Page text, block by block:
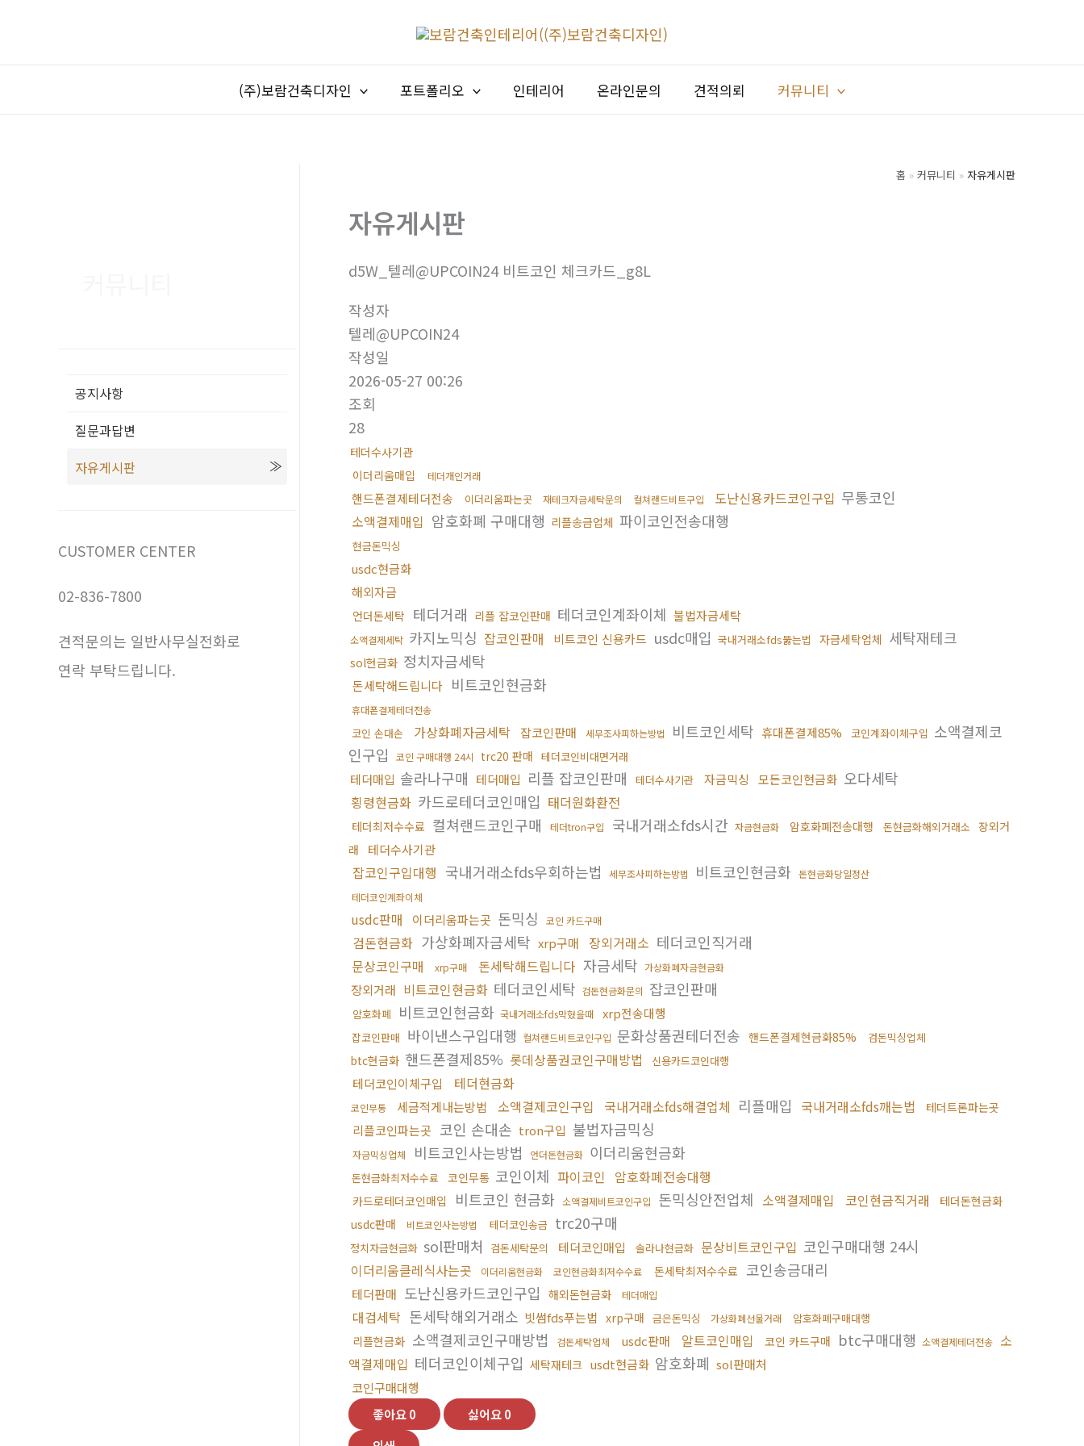
(주)보람건축디자인 포트폴리오 인테리어 온라인문의 견적의뢰 커뮤니티
공지사항
질문과답변
자유게시판
CUSTOMER CENTER
02-836-7800
견적문의는 일반사무실전화로
연락 부탁드립니다.
홈 커뮤니티 자유게시판
자유게시판
d5W_텔레@UPCOIN24 비트코인 체크카드_g8L
작성자
텔레@UPCOIN24
작성일
2026-05-27 00:26
조회
28
테더수사기관
이더리움매입
테더개인거래
핸드폰결제테더전송 이더리움파는곳 재테크자금세탁문의 컬쳐랜드비트구입 도난신용카드코인구입 무통코인
소액결제매입 암호화폐 구매대행 리플송금업체 파이코인전송대행
현금돈믹싱
usdc현금화
해외자금
언더돈세탁 테더거래 리플 잡코인판매 테더코인계좌이체 불법자금세탁
소액결제세탁 카지노믹싱 잡코인판매 비트코인 신용카드 usdc매입 국내거래소fds뚫는법 자금세탁업체 세탁재테크
sol현금화 정치자금세탁
돈세탁해드립니다 비트코인현금화
휴대폰결제테더전송
코인 손대손 가상화폐자금세탁 잡코인판매 세무조사피하는방법 비트코인세탁 휴대폰결제85% 코인계좌이체구입 소액결제코
인구입
코인 구매대행 24시 trc20 판매 테더코인비대면거래
테더매입 솔라나구매 테더매입 리플 잡코인판매 테더수사기관 자금믹싱 모든코인현금화 오다세탁
횡령현금화 카드로테더코인매입 태더원화환전
테더최저수수료 컬쳐랜드코인구매 테더tron구입 국내거래소fds시간 자금현금화 암호화폐전송대행 돈현금화해외거래소 장외거
래
테더수사기관
잡코인구입대행 국내거래소fds우회하는법 세무조사피하는방법 비트코인현금화 돈현금화당일정산
테더코인계좌이체
usdc판매 이더리움파는곳 돈믹싱 코인 카드구매
검돈현금화 가상화폐자금세탁 xrp구매 장외거래소 테더코인직거래
문상코인구매 xrp구매 돈세탁해드립니다 자금세탁 가상화폐자금현금화
장외거래 비트코인현금화 테더코인세탁 검돈현금화문의 잡코인판매
암호화폐 비트코인현금화 국내거래소fds막혔을때 xrp전송대행
잡코인판매 바이낸스구입대행 컬쳐랜드비트코인구입 문화상품권테더전송 핸드폰결제현금화85% 검돈믹싱업체
btc현금화 핸드폰결제85% 롯데상품권코인구매방법 신용카드코인대행
테더코인이체구입 테더현금화
코인무통 세금적게내는방법 소액결제코인구입 국내거래소fds해결업체 리플매입 국내거래소fds깨는법 테더트론파는곳
리플코인파는곳 코인 손대손 tron구입 불법자금믹싱
자금믹싱업체 비트코인사는방법 언더돈현금화 이더리움현금화
돈현금화최저수수료 코인무통 코인이체 파이코인 암호화폐전송대행
카드로테더코인매입 비트코인 현금화 소액결제비트코인구입 돈믹싱안전업체 소액결제매입 코인현금직거래
테더돈현금화
usdc판매
비트코인사는방법 테더코인송금 trc20구매
정치자금현금화 sol판매처 검돈세탁문의 테더코인매입 솔라나현금화 문상비트코인구입 코인구매대행 24시
이더리움클레식사는곳 이더리움현금화 코인현금화최저수수료 돈세탁최저수수료 코인송금대리
테더판매 도난신용카드코인구입 해외돈현금화 테더매입
대검세탁 돈세탁해외거래소 빗썸fds푸는법 xrp구매 금은돈믹싱 가상화폐선물거래 암호화폐구매대행
리플현금화 소액결제코인구매방법 검돈세탁업체 usdc판매 알트코인매입 코인 카드구매 btc구매대행 소액결제테더전송 소
액결제매입 테더코인이체구입 세탁재테크 usdt현금화 암호화폐 sol판매처
코인구매대행
좋아요0 싫어요0